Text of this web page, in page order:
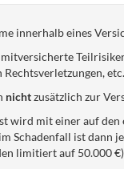
innerhalb eines
nichtzusätzlich zur
wird mit einer auf
Schadenfall ist dann
limitiert auf 50.000